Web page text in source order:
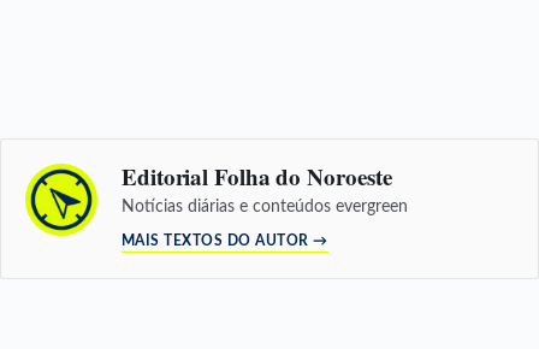
Editorial Folha do Noroeste
Notícias diárias e conteúdos evergreen
MAIS TEXTOS DO AUTOR →